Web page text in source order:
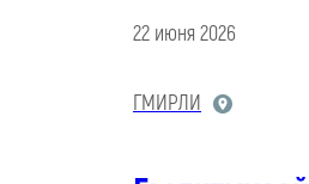
22 июня 2026
ГМИРЛИ